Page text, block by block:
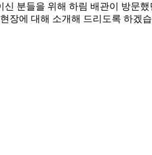
신 분들을 위해 하림 배관이 방문했
장에 대해 소개해 드리도록 하겠